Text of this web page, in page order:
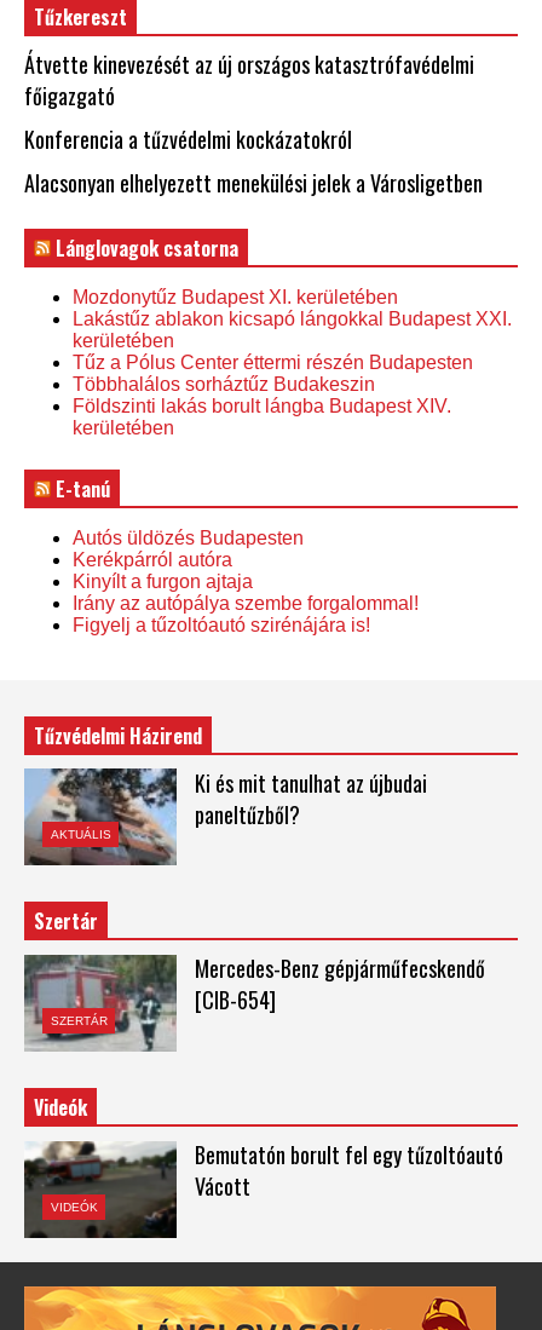
Tűzkereszt
Átvette kinevezését az új országos katasztrófavédelmi
főigazgató
Konferencia a tűzvédelmi kockázatokról
Alacsonyan elhelyezett menekülési jelek a Városligetben
Lánglovagok csatorna
Mozdonytűz Budapest XI. kerületében
Lakástűz ablakon kicsapó lángokkal Budapest XXI.
kerületében
Tűz a Pólus Center éttermi részén Budapesten
Többhalálos sorháztűz Budakeszin
Földszinti lakás borult lángba Budapest XIV.
kerületében
E-tanú
Autós üldözés Budapesten
Kerékpárról autóra
Kinyílt a furgon ajtaja
Irány az autópálya szembe forgalommal!
Figyelj a tűzoltóautó szirénájára is!
Tűzvédelmi Házirend
AKTUÁLIS
Ki és mit tanulhat az újbudai
paneltűzből?
Szertár
SZERTÁR
Mercedes-Benz gépjárműfecskendő
[CIB-654]
Videók
VIDEÓK
Bemutatón borult fel egy tűzoltóautó
Vácott